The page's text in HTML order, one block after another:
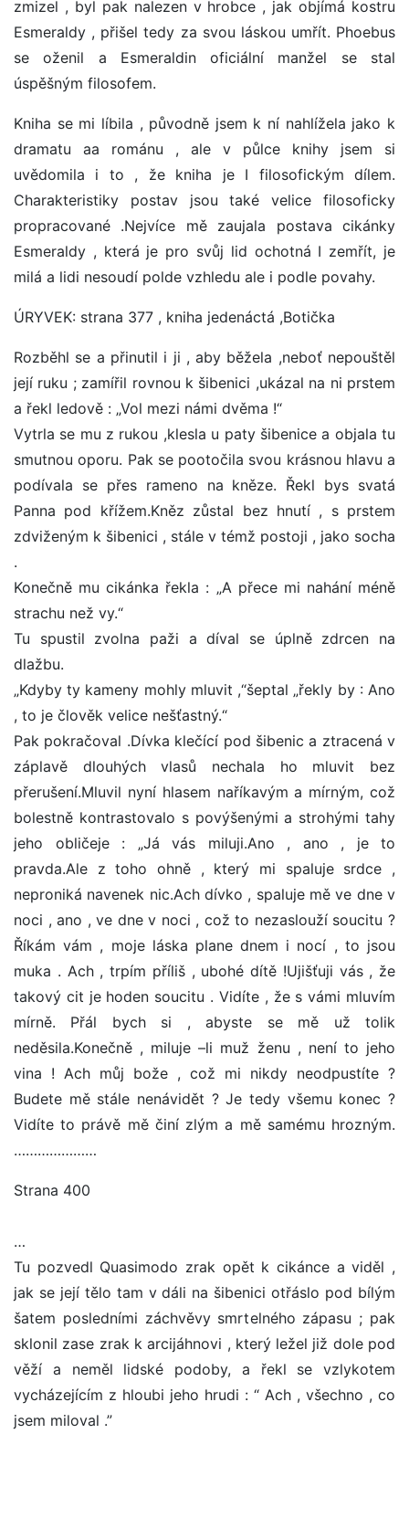
zmizel , byl pak nalezen v hrobce , jak objímá kostru
Esmeraldy , přišel tedy za svou láskou umřít. Phoebus
se oženil a Esmeraldin oficiální manžel se stal
úspěšným filosofem.
Kniha se mi líbila , původně jsem k ní nahlížela jako k
dramatu aa románu , ale v půlce knihy jsem si
uvědomila i to , že kniha je I filosofickým dílem.
Charakteristiky postav jsou také velice filosoficky
propracované .Nejvíce mě zaujala postava cikánky
Esmeraldy , která je pro svůj lid ochotná I zemřít, je
milá a lidi nesoudí polde vzhledu ale i podle povahy.
ÚRYVEK: strana 377 , kniha jedenáctá ,Botička
Rozběhl se a přinutil i ji , aby běžela ,neboť nepouštěl
její ruku ; zamířil rovnou k šibenici ,ukázal na ni prstem
a řekl ledově : „Vol mezi námi dvěma !“
Vytrla se mu z rukou ,klesla u paty šibenice a objala tu
smutnou oporu. Pak se pootočila svou krásnou hlavu a
podívala se přes rameno na kněze. Řekl bys svatá
Panna pod křížem.Kněz zůstal bez hnutí , s prstem
zdviženým k šibenici , stále v témž postoji , jako socha
.
Konečně mu cikánka řekla : „A přece mi nahání méně
strachu než vy.“
Tu spustil zvolna paži a díval se úplně zdrcen na
dlažbu.
„Kdyby ty kameny mohly mluvit ,“šeptal „řekly by : Ano
, to je člověk velice nešťastný.“
Pak pokračoval .Dívka klečící pod šibenic a ztracená v
záplavě dlouhých vlasů nechala ho mluvit bez
přerušení.Mluvil nyní hlasem naříkavým a mírným, což
bolestně kontrastovalo s povýšenými a strohými tahy
jeho obličeje : „Já vás miluji.Ano , ano , je to
pravda.Ale z toho ohně , který mi spaluje srdce ,
neproniká navenek nic.Ach dívko , spaluje mě ve dne v
noci , ano , ve dne v noci , což to nezaslouží soucitu ?
Říkám vám , moje láska plane dnem i nocí , to jsou
muka . Ach , trpím příliš , ubohé dítě !Ujišťuji vás , že
takový cit je hoden soucitu . Vidíte , že s vámi mluvím
mírně. Přál bych si , abyste se mě už tolik
neděsila.Konečně , miluje –li muž ženu , není to jeho
vina ! Ach můj bože , což mi nikdy neodpustíte ?
Budete mě stále nenávidět ? Je tedy všemu konec ?
Vidíte to právě mě činí zlým a mě samému hrozným.
…………………
Strana 400
…
Tu pozvedl Quasimodo zrak opět k cikánce a viděl ,
jak se její tělo tam v dáli na šibenici otřáslo pod bílým
šatem posledními záchvěvy smrtelného zápasu ; pak
sklonil zase zrak k arcijáhnovi , který ležel již dole pod
věží a neměl lidské podoby, a řekl se vzlykotem
vycházejícím z hloubi jeho hrudi : “ Ach , všechno , co
jsem miloval .”